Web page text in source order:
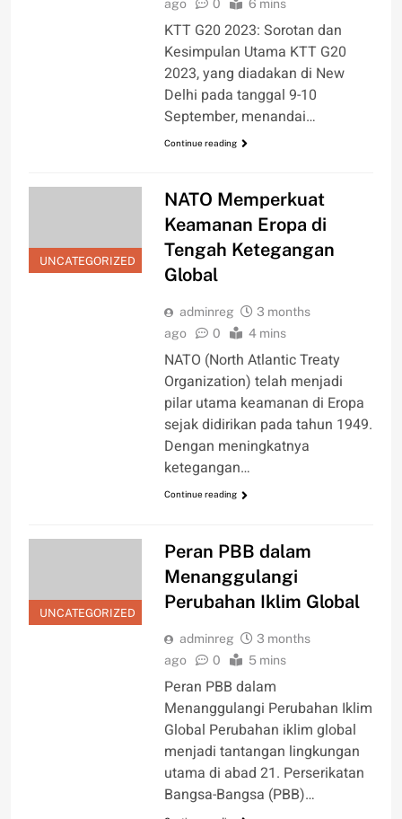
ago 0 6 mins
KTT G20 2023: Sorotan dan
Kesimpulan Utama KTT G20
2023, yang diadakan di New
Delhi pada tanggal 9-10
September, menandai…
Continue reading
UNCATEGORIZED
NATO Memperkuat
Keamanan Eropa di
Tengah Ketegangan
Global
adminreg
3 months
ago
0 4 mins
NATO (North Atlantic Treaty
Organization) telah menjadi
pilar utama keamanan di Eropa
sejak didirikan pada tahun 1949.
Dengan meningkatnya
ketegangan…
Continue reading
UNCATEGORIZED
Peran PBB dalam
Menanggulangi
Perubahan Iklim Global
adminreg
3 months
ago
0 5 mins
Peran PBB dalam
Menanggulangi Perubahan Iklim
Global Perubahan iklim global
menjadi tantangan lingkungan
utama di abad 21. Perserikatan
Bangsa-Bangsa (PBB)…